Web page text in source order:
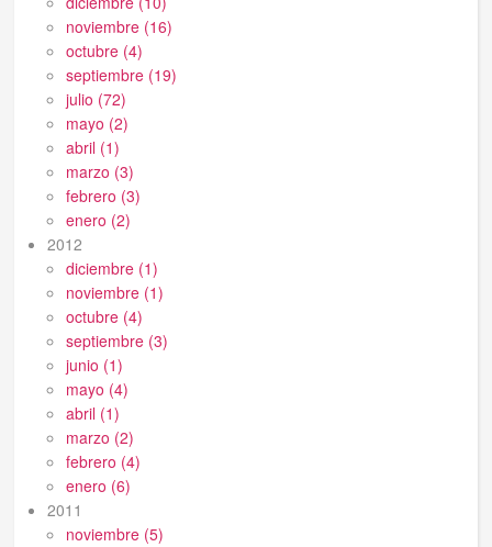
noviembre (16)
octubre (4)
septiembre (19)
julio (72)
mayo (2)
abril (1)
marzo (3)
febrero (3)
enero (2)
2012
diciembre (1)
noviembre (1)
octubre (4)
septiembre (3)
junio (1)
mayo (4)
abril (1)
marzo (2)
febrero (4)
enero (6)
2011
noviembre (5)